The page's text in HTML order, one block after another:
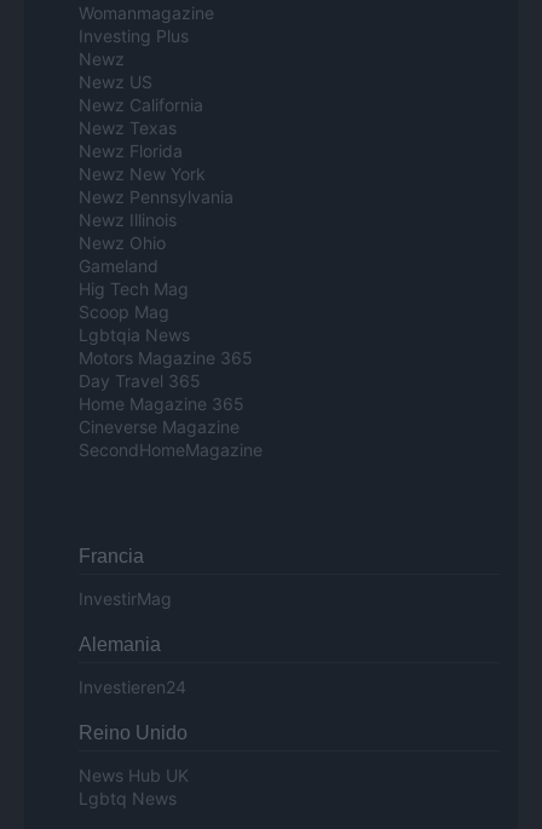
Womanmagazine
Investing Plus
Newz
Newz US
Newz California
Newz Texas
Newz Florida
Newz New York
Newz Pennsylvania
Newz Illinois
Newz Ohio
Gameland
Hig Tech Mag
Scoop Mag
Lgbtqia News
Motors Magazine 365
Day Travel 365
Home Magazine 365
Cineverse Magazine
SecondHomeMagazine
Francia
InvestirMag
Alemania
Investieren24
Reino Unido
News Hub UK
Lgbtq News